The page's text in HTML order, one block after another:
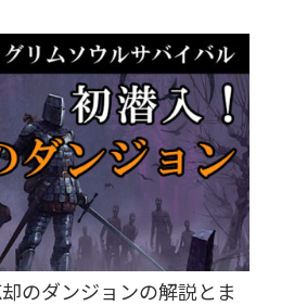
のダンジョンの解説とま